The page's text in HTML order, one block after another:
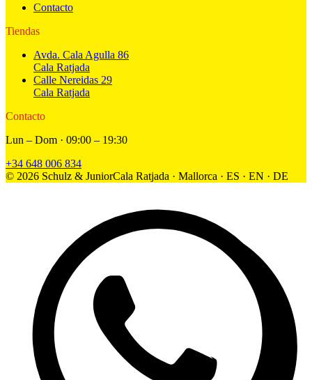
Contacto
Tiendas
Avda. Cala Agulla 86
Cala Ratjada
Calle Nereidas 29
Cala Ratjada
Contacto
Lun – Dom · 09:00 – 19:30
+34 648 006 834
© 2026 Schulz & JuniorCala Ratjada · Mallorca · ES · EN · DE